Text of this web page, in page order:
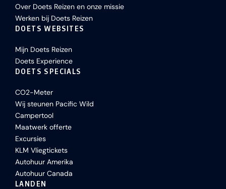
Over Doets Reizen en onze missie
Werken bij Doets Reizen
DOETS WEBSITES
Mijn Doets Reizen
Doets Experience
DOETS SPECIALS
CO2-Meter
Wij steunen Pacific Wild
Campertool
Maatwerk offerte
Excursies
KLM Vliegtickets
Autohuur Amerika
Autohuur Canada
LANDEN